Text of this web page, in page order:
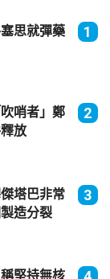
思就彈藥
1
哨者」鄭
放
2
塔巴非常
造分裂
3
堅持無核